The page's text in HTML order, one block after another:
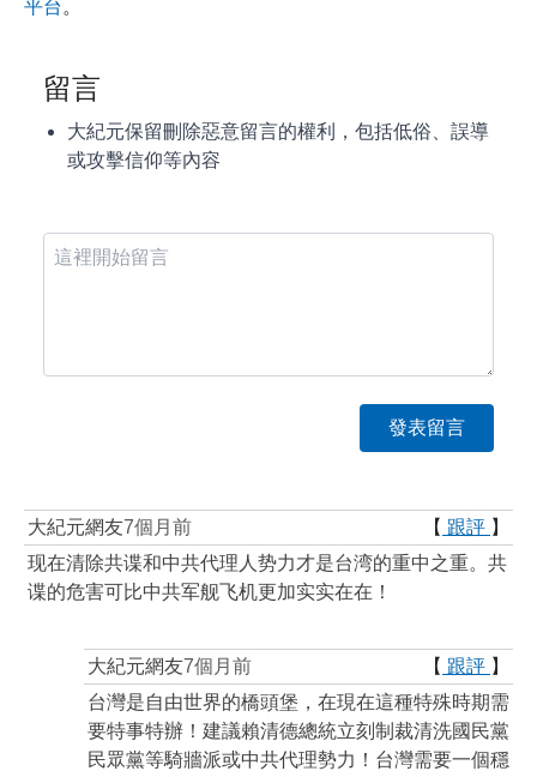
平台 。
留言
大紀元保留刪除惡意留言的權利，包括低俗、誤導
或攻擊信仰等內容
大紀元網友7個月前 【 跟評 】
现在清除共谍和中共代理人势力才是台湾的重中之重。共
谍的危害可比中共军舰飞机更加实实在在！
大紀元網友7個月前 【 跟評 】
台灣是自由世界的橋頭堡，在現在這種特殊時期需
要特事特辦！建議賴清德總統立刻制裁清洗國民黨
民眾黨等騎牆派或中共代理勢力！台灣需要一個穩